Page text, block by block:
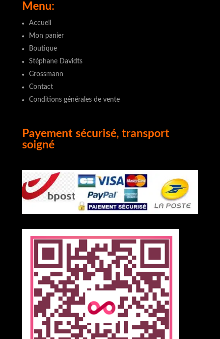
Menu:
Accueil
Mon panier
Boutique
Stéphane Davidts
Grossmann
Contact
Conditions générales de vente
Payement sécurisé, transport
soigné